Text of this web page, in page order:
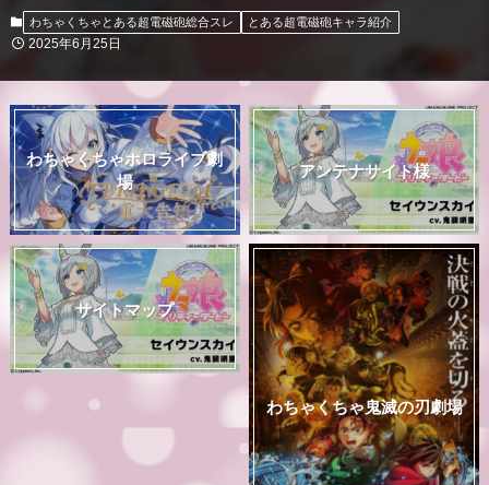
わちゃくちゃとある超電磁砲総合スレ とある超電磁砲キャラ紹介
2025年6月25日
わちゃくちゃホロライブ劇
場
アンテナサイト様
サイトマップ
わちゃくちゃ鬼滅の刃劇場